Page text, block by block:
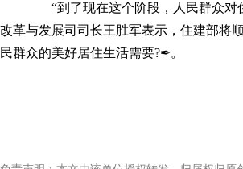
“到了现在这个阶段，人民群众对住房
改革与发展司司长王胜军表示，住建部将
民群众的美好居住生活需要?✒。